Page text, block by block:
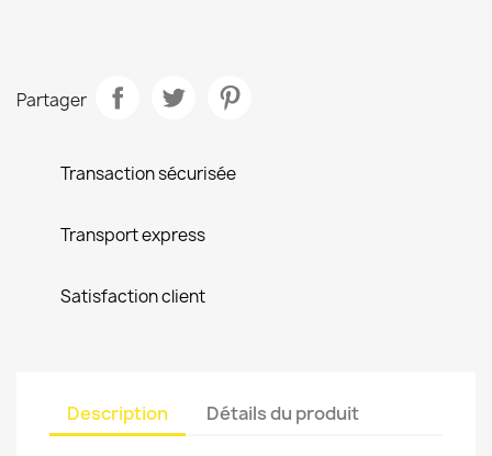
Partager
Transaction sécurisée
Transport express
Satisfaction client
Description Détails du produit